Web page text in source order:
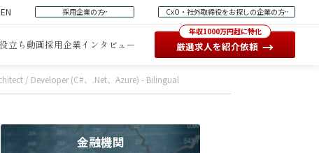
EN 採用企業の方 CxO・社外取締役をお探しの企業の方
立ち動画採用企業インタビュー
年収1000万円超に特化
厳選求人を紹介依頼 →
/ Developer (C#、.Net、Azure) - Bilingual
金融機関